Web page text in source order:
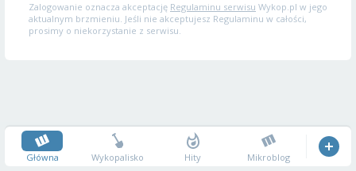
Zalogowanie oznacza akceptację Regulaminu serwisu Wykop.pl w jego
aktualnym brzmieniu. Jeśli nie akceptujesz Regulaminu w całości,
prosimy o niekorzystanie z serwisu.
Główna Wykopalisko Hity Mikroblog